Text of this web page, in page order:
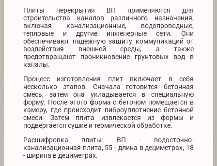
Плиты перекрытия ВП применяются для
строительства каналов различного назначения,
включая канализационные, водопроводные,
тепловые и другие инженерные сети. Они
обеспечивают надежную защиту коммуникаций от
воздействия внешней среды, а также
предотвращают проникновение грунтовых вод в
каналы.
Процесс изготовления плит включает в себя
несколько этапов. Сначала готовится бетонная
смесь, затем она укладывается в специальную
форму. После этого форма с бетоном помещается в
камеру, где происходит виброуплотнение бетонной
смеси. Затем плита извлекается из формы и
подвергается сушке и термической обработке.
Расшифровка плиты: ВП - водосточно-
канализационная плита, 55 - длина в дециметрах, 18
- ширина в дециметрах.